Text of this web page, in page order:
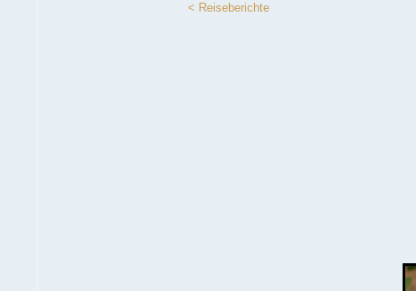
< Reiseberichte